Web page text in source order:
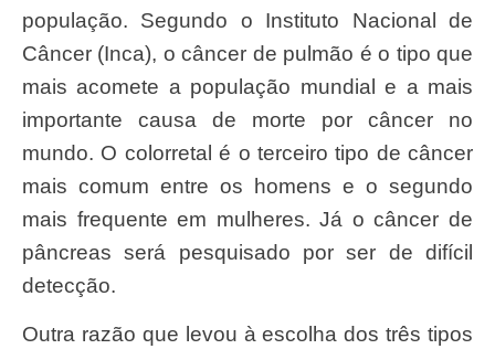
população. Segundo o Instituto Nacional de
Câncer (Inca), o câncer de pulmão é o tipo que
mais acomete a população mundial e a mais
importante causa de morte por câncer no
mundo. O colorretal é o terceiro tipo de câncer
mais comum entre os homens e o segundo
mais frequente em mulheres. Já o câncer de
pâncreas será pesquisado por ser de difícil
detecção.
Outra razão que levou à escolha dos três tipos